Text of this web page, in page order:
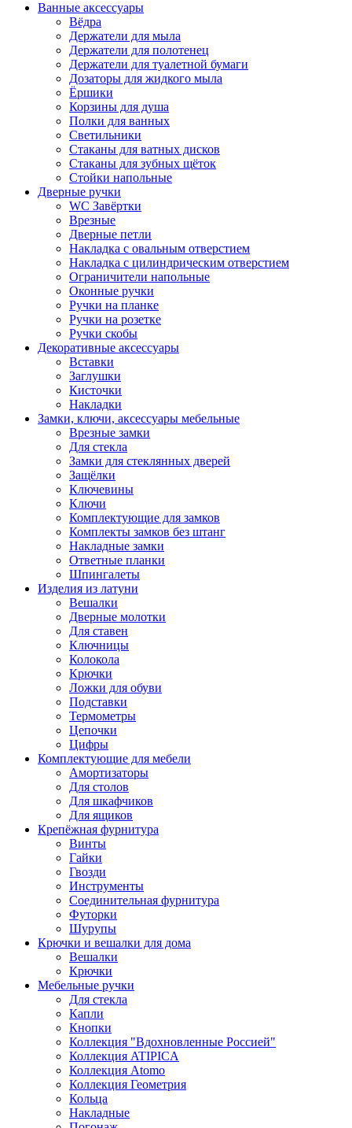
Ванные аксессуары
Вёдра
Держатели для мыла
Держатели для полотенец
Держатели для туалетной бумаги
Дозаторы для жидкого мыла
Ёршики
Корзины для душа
Полки для ванных
Светильники
Стаканы для ватных дисков
Стаканы для зубных щёток
Стойки напольные
Дверные ручки
WC Завёртки
Врезные
Дверные петли
Накладка с овальным отверстием
Накладка с цилиндрическим отверстием
Ограничители напольные
Оконные ручки
Ручки на планке
Ручки на розетке
Ручки скобы
Декоративные аксессуары
Вставки
Заглушки
Кисточки
Накладки
Замки, ключи, аксессуары мебельные
Врезные замки
Для стекла
Замки для стеклянных дверей
Защёлки
Ключевины
Ключи
Комплектующие для замков
Комплекты замков без штанг
Накладные замки
Ответные планки
Шпингалеты
Изделия из латуни
Вешалки
Дверные молотки
Для ставен
Ключницы
Колокола
Крючки
Ложки для обуви
Подставки
Термометры
Цепочки
Цифры
Комплектующие для мебели
Амортизаторы
Для столов
Для шкафчиков
Для ящиков
Крепёжная фурнитура
Винты
Гайки
Гвозди
Инструменты
Соединительная фурнитура
Футорки
Шурупы
Крючки и вешалки для дома
Вешалки
Крючки
Мебельные ручки
Для стекла
Капли
Кнопки
Коллекция "Вдохновленные Россией"
Коллекция ATIPICA
Коллекция Atomo
Коллекция Геометрия
Кольца
Накладные